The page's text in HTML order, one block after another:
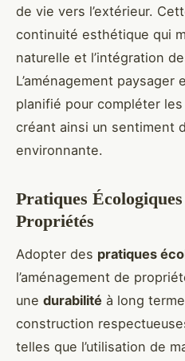
de vie vers l’extérieur.
continuité esthétique qui
naturelle et l’intégration
L’aménagement
planifié pour compléter
créant ainsi un sentiment
environnante.
Pratiques
Propriétés
Adopter des pratiques
l’aménagement de
une durabilité à long
construction
telles que l’utilisation de